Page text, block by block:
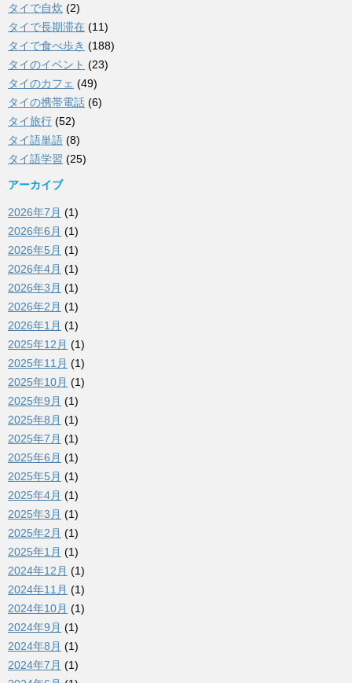
タイで自炊 (2)
タイで長期滞在 (11)
タイで食べ歩き (188)
タイのイベント (23)
タイのカフェ (49)
タイの携帯電話 (6)
タイ旅行 (52)
タイ語単語 (8)
タイ語学習 (25)
アーカイブ
2026年7月 (1)
2026年6月 (1)
2026年5月 (1)
2026年4月 (1)
2026年3月 (1)
2026年2月 (1)
2026年1月 (1)
2025年12月 (1)
2025年11月 (1)
2025年10月 (1)
2025年9月 (1)
2025年8月 (1)
2025年7月 (1)
2025年6月 (1)
2025年5月 (1)
2025年4月 (1)
2025年3月 (1)
2025年2月 (1)
2025年1月 (1)
2024年12月 (1)
2024年11月 (1)
2024年10月 (1)
2024年9月 (1)
2024年8月 (1)
2024年7月 (1)